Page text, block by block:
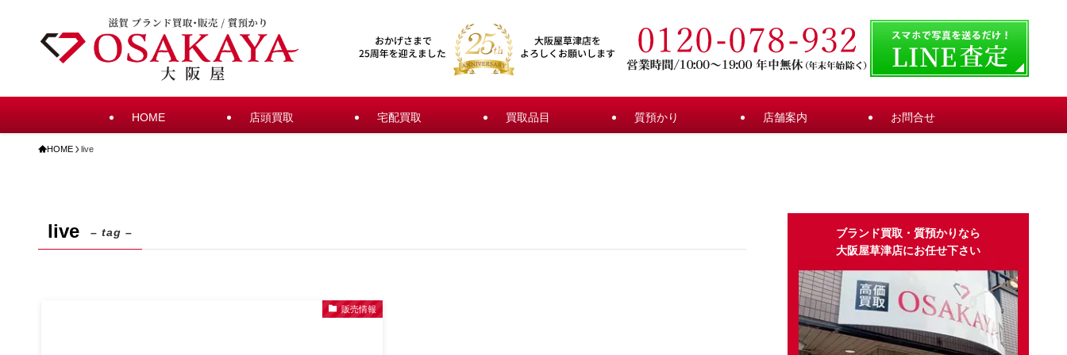
HOME 店頭買取 宅配買取 買取品目 質預かり 店舗案内 お問合せ
HOME live
live – tag –
販売情報
ブランド買取・質預かりなら
大阪屋草津店にお任せ下さい